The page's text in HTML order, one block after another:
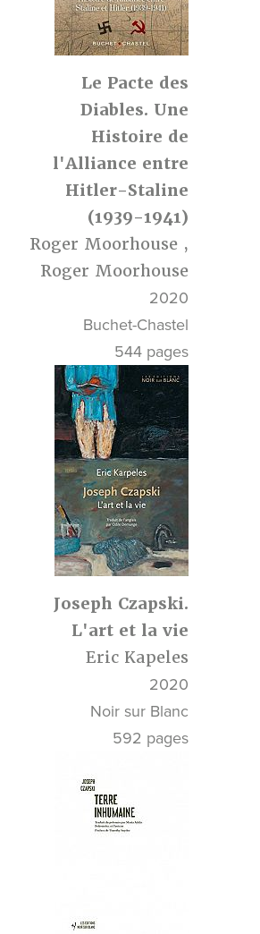
Le Pacte des
Diables. Une
Histoire de
l'Alliance entre
Hitler-Staline
(1939-1941)
Roger Moorhouse ,
Roger Moorhouse
2020
Buchet-Chastel
544 pages
Joseph Czapski.
L'art et la vie
Eric Kapeles
2020
Noir sur Blanc
592 pages